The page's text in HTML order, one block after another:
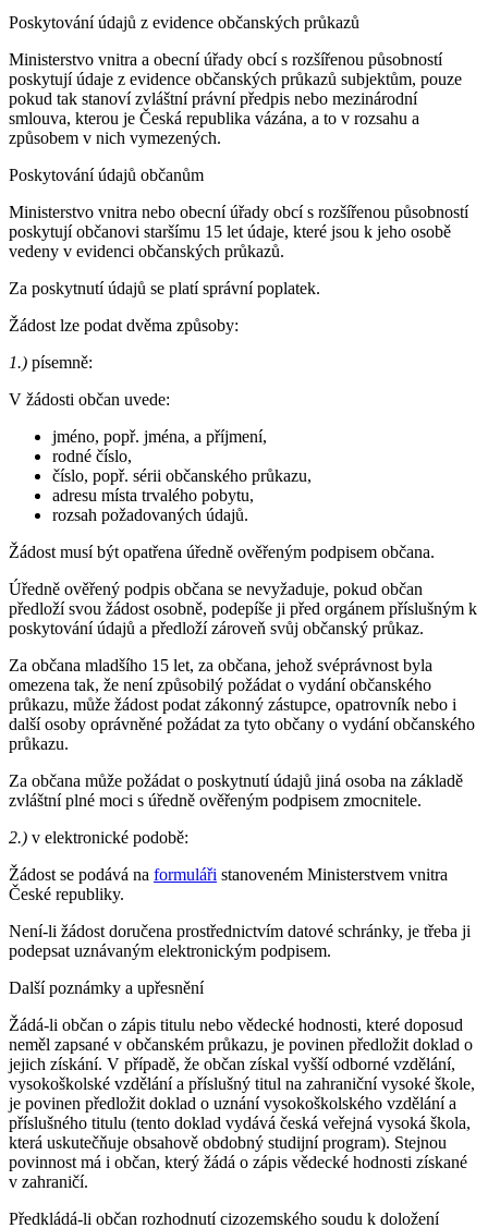
Poskytování údajů z evidence občanských průkazů
Ministerstvo vnitra a obecní úřady obcí s rozšířenou působností
poskytují údaje z evidence občanských průkazů subjektům, pouze
pokud tak stanoví zvláštní právní předpis nebo mezinárodní
smlouva, kterou je Česká republika vázána, a to v rozsahu a
způsobem v nich vymezených.
Poskytování údajů občanům
Ministerstvo vnitra nebo obecní úřady obcí s rozšířenou působností
poskytují občanovi staršímu 15 let údaje, které jsou k jeho osobě
vedeny v evidenci občanských průkazů.
Za poskytnutí údajů se platí správní poplatek.
Žádost lze podat dvěma způsoby:
1.) písemně:
V žádosti občan uvede:
jméno, popř. jména, a příjmení,
rodné číslo,
číslo, popř. sérii občanského průkazu,
adresu místa trvalého pobytu,
rozsah požadovaných údajů.
Žádost musí být opatřena úředně ověřeným podpisem občana.
Úředně ověřený podpis občana se nevyžaduje, pokud občan
předloží svou žádost osobně, podepíše ji před orgánem příslušným k
poskytování údajů a předloží zároveň svůj občanský průkaz.
Za občana mladšího 15 let, za občana, jehož svéprávnost byla
omezena tak, že není způsobilý požádat o vydání občanského
průkazu, může žádost podat zákonný zástupce, opatrovník nebo i
další osoby oprávněné požádat za tyto občany o vydání občanského
průkazu.
Za občana může požádat o poskytnutí údajů jiná osoba na základě
zvláštní plné moci s úředně ověřeným podpisem zmocnitele.
2.) v elektronické podobě:
Žádost se podává na formuláři stanoveném Ministerstvem vnitra
České republiky.
Není-li žádost doručena prostřednictvím datové schránky, je třeba ji
podepsat uznávaným elektronickým podpisem.
Další poznámky a upřesnění
Žádá-li občan o zápis titulu nebo vědecké hodnosti, které doposud
neměl zapsané v občanském průkazu, je povinen předložit doklad o
jejich získání. V případě, že občan získal vyšší odborné vzdělání,
vysokoškolské vzdělání a příslušný titul na zahraniční vysoké škole,
je povinen předložit doklad o uznání vysokoškolského vzdělání a
příslušného titulu (tento doklad vydává česká veřejná vysoká škola,
která uskutečňuje obsahově obdobný studijní program). Stejnou
povinnost má i občan, který žádá o zápis vědecké hodnosti získané
v zahraničí.
Předkládá-li občan rozhodnutí cizozemského soudu k doložení